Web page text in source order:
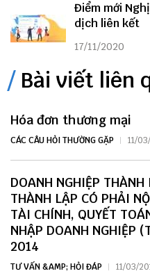
Điểm mới
dịch liên kết
17/11/2020
Bài viết liên
Hóa đơn thương mại
CÁC CÂU HỎI THƯỜNG GẶP 11/
DOANH NGHIỆP THÀNH
THÀNH LẬP CÓ PHẢI
TÀI CHÍNH, QUYẾT
NHẬP DOANH NGHIỆP
2014
TƯ VẤN &AMP; HỎI ĐÁP 11/03/